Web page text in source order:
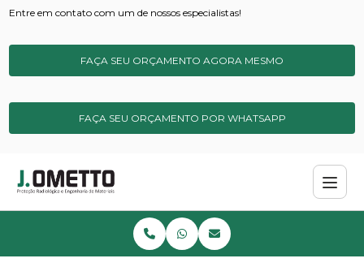
Entre em contato com um de nossos especialistas!
FAÇA SEU ORÇAMENTO AGORA MESMO
FAÇA SEU ORÇAMENTO POR WHATSAPP